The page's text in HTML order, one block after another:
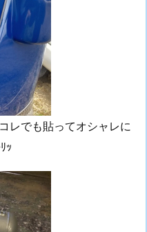
レでも貼ってオシャレに
ｯ